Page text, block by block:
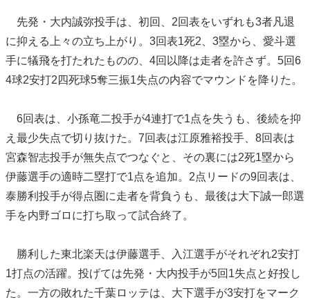
先発・大内誠弥投手は、初回、2回表をいずれも3者凡退
に抑える上々の立ち上がり。3回表1死2、3塁から、愛斗選
手に犠飛を打たれたものの、4回以降は走者を許さず。5回6
4球2安打2四死球5奪三振1失点の内容でマウンドを降りた。
6回表は、小孫竜二投手が4連打で1点を失うも、後続を抑
え最少失点で切り抜けた。7回表は江原雅裕投手、8回表は
宮森智志投手が無失点でつなぐと、その裏には2死1塁から
伊藤選手の適時二塁打で1点を追加。2点リードの9回表は、
泰勝利投手が得点圏に走者を背負うも、最後は大下誠一郎選
手を内野ゴロに打ち取って試合終了。
勝利した東北楽天は伊藤選手、入江選手がそれぞれ2安打
1打点の活躍。投げては先発・大内投手が5回1失点と好投し
た。一方の敗れた千葉ロッテは、大下選手が3安打をマーク